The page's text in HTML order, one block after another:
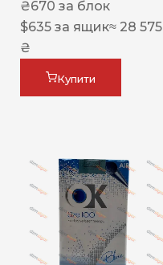
₴670 за блок
$635 за ящик≈ 28 575
₴
Купити